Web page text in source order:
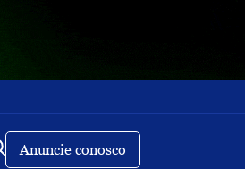
Anuncie conosco